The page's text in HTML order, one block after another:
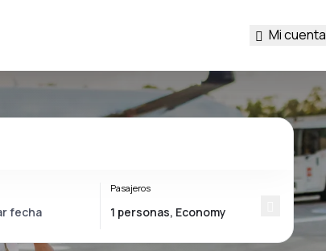
Mi cuenta
Pasajeros